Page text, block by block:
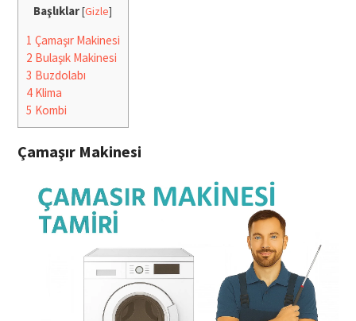
Başlıklar[Gizle]
1 Çamaşır Makinesi
2 Bulaşık Makinesi
3 Buzdolabı
4Klima
5 Kombi
Çamaşır Makinesi